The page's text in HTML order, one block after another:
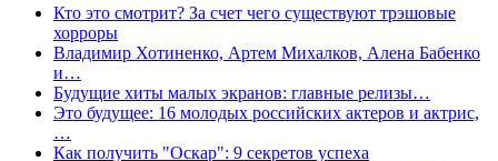
Кто это смотрит? За счет чего существуют трэшовые
хорроры
Владимир Хотиненко, Артем Михалков, Алена Бабенко
и…
Будущие хиты малых экранов: главные релизы…
Это будущее: 16 молодых российских актеров и актрис,
…
Как получить "Оскар": 9 секретов успеха